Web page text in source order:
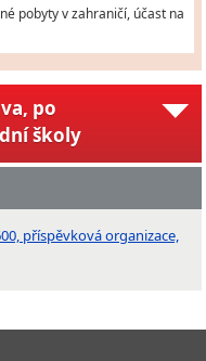
pobyty v zahraničí, účast na
po
školy
příspěvková organizace,